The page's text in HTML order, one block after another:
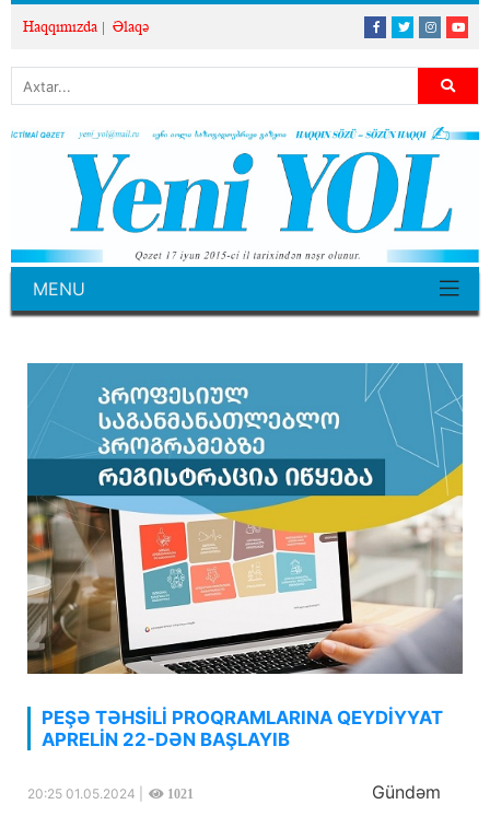
Haqqımızda Əlaqə
MENU
PEŞƏ TƏHSİLİ PROQRAMLARINA QEYDİYYAT
APRELİN 22-DƏN BAŞLAYIB
20:25 01.05.2024 | 1021 Gündəm